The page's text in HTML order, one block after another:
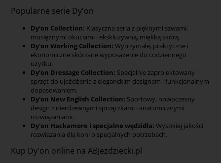
Popularne serie Dy'on
Dy'on Collection: Klasyczna seria z pięknymi szwami,
mosiężnymi okuciami i ekskluzywną, miękką skórą.
Dy'on Working Collection: Wytrzymałe, praktyczne i
ekonomiczne skórzane wyposażenie do codziennego
użytku.
Dy'on Dressage Collection: Specjalnie zaprojektowany
sprzęt do ujeżdżenia z eleganckim designem i funkcjonalnym
dopasowaniem.
Dy'on New English Collection: Sportowy, nowoczesny
design z nierdzewnymi sprzączkami i anatomicznymi
rozwiązaniami.
Dy'on Hackamore i specjalne wędzidła: Wysokiej jakości
rozwiązania dla koni o specjalnych potrzebach.
Kup Dy'on online na ABJezdziecki.pl